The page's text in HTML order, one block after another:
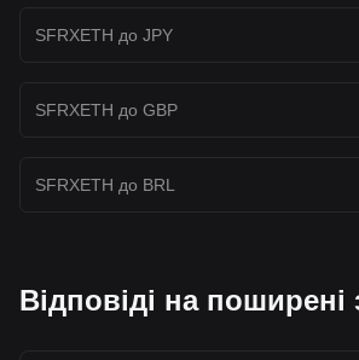
SFRXETH до JPY
SFRXETH до GBP
SFRXETH до BRL
Відповіді на поширені